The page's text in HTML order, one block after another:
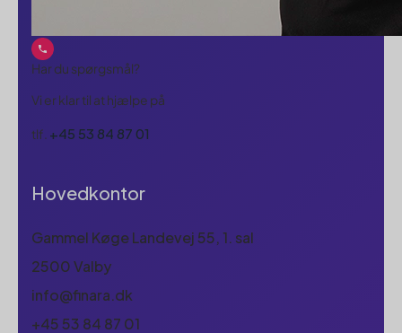
Har du spørgsmål?
Vi er klar til at hjælpe på
tlf. +45 53 84 87 01
Hovedkontor
Gammel Køge Landevej 55, 1. sal
2500 Valby
info@finara.dk
+45 53 84 87 01